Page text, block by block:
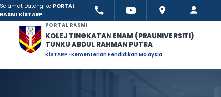
Selamat Datang ke PORTAL
RASMI KiSTARP
PORTAL RASMI
KOLEJ TINGKATAN ENAM (PRAUNIVERSITI)
TUNKU ABDUL RAHMAN PUTRA
KiSTARP · Kementerian Pendidikan Malaysia